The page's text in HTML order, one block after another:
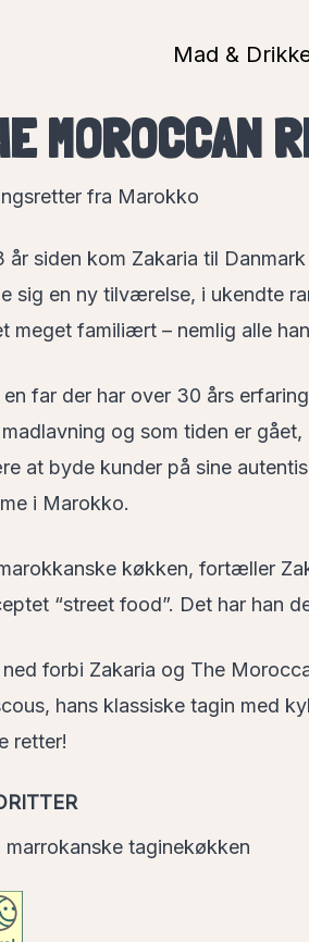
Mad &
MOROCCAN
fra Marokko
år siden kom Zakaria til
sig en ny tilværelse, i ukendte
meget familiært – nemlig alle
en far der har over 30 års
og som tiden er
at byde kunder på sine
i Marokko.
køkken, fortæller
“street food”. Det har han
ned forbi Zakaria og The
hans klassiske tagin med
retter!
marrokanske taginekøkken